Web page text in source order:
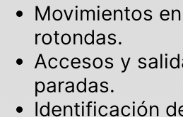
Movimientos
rotondas.
Accesos y
paradas.
Identificación